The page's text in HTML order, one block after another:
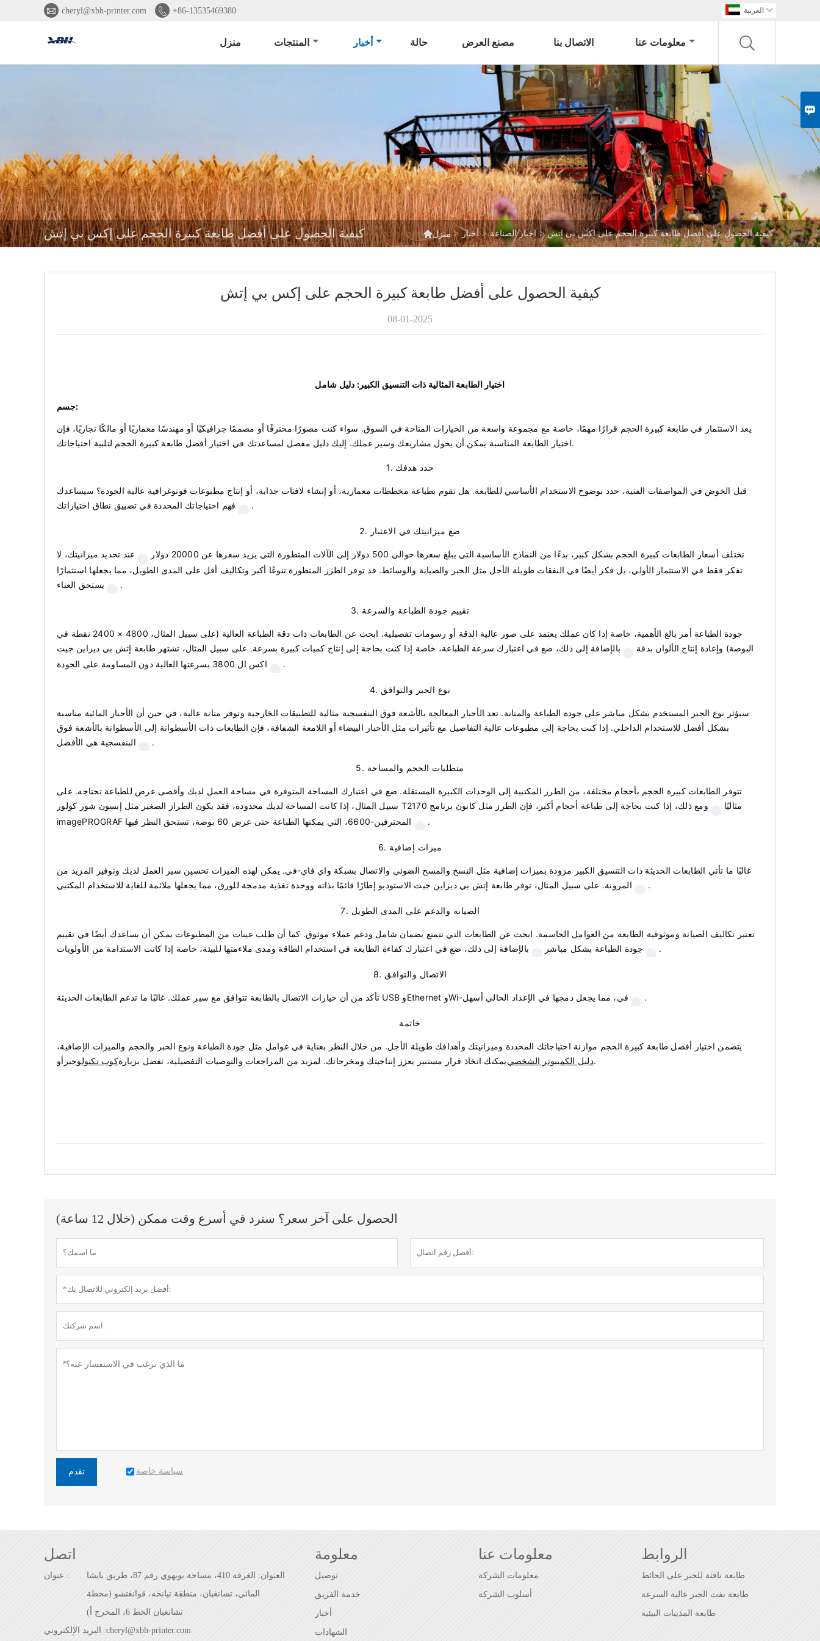

 cheryl@xbh-printer.com  +86-13535469380 العربية 
منزل المنتجات أخبار حالة مصنع العرض الاتصال بنا معلومات عنا
كيفية الحصول على أفضل طابعة كبيرة الحجم على إكس بي إتش منزل > أخبار > اخبار الصناعة > كيفية الحصول على أفضل طابعة كبيرة الحجم على إكس بي إتش
كيفية الحصول على أفضل طابعة كبيرة الحجم على إكس بي إتش
08-01-2025
اختيار الطابعة المثالية ذات التنسيق الكبير: دليل شامل
جسم:
يعد الاستثمار في طابعة كبيرة الحجم قرارًا مهمًا، خاصة مع مجموعة واسعة من الخيارات المتاحة في السوق. سواء كنت مصورًا محترفًا أو مصممًا جرافيكيًا أو مهندسًا معماريًا أو مالكًا تجاريًا، فإن
اختيار الطابعة المناسبة يمكن أن يحول مشاريعك وسير عملك. إليك دليل مفصل لمساعدتك في اختيار أفضل طابعة كبيرة الحجم لتلبية احتياجاتك.
1. حدد هدفك
قبل الخوض في المواصفات الفنية، حدد بوضوح الاستخدام الأساسي للطابعة. هل تقوم بطباعة مخططات معمارية، أو إنشاء لافتات جذابة، أو إنتاج مطبوعات فوتوغرافية عالية الجودة؟ سيساعدك
فهم احتياجاتك المحددة في تضييق نطاق اختياراتك
.
2. ضع ميزانيتك في الاعتبار
تختلف أسعار الطابعات كبيرة الحجم بشكل كبير، بدءًا من النماذج الأساسية التي يبلغ سعرها حوالي 500 دولار إلى الآلات المتطورة التي يزيد سعرها عن 20000 دولار
عند تحديد ميزانيتك، لا
تفكر فقط في الاستثمار الأولي، بل فكر أيضًا في النفقات طويلة الأجل مثل الحبر والصيانة والوسائط. قد توفر الطرز المتطورة تنوعًا أكبر وتكاليف أقل على المدى الطويل، مما يجعلها استثمارًا
يستحق العناء
.
3. تقييم جودة الطباعة والسرعة
جودة الطباعة أمر بالغ الأهمية، خاصة إذا كان عملك يعتمد على صور عالية الدقة أو رسومات تفصيلية. ابحث عن الطابعات ذات دقة الطباعة العالية (على سبيل المثال، 4800 × 2400 نقطة في
البوصة) وإعادة إنتاج الألوان بدقة
بالإضافة إلى ذلك، ضع في اعتبارك سرعة الطباعة، خاصة إذا كنت بحاجة إلى إنتاج كميات كبيرة بسرعة. على سبيل المثال، تشتهر طابعة إتش بي ديزاين جيت
اكس ال 3800 بسرعتها العالية دون المساومة على الجودة
.
4. نوع الحبر والتوافق
سيؤثر نوع الحبر المستخدم بشكل مباشر على جودة الطباعة والمتانة. تعد الأحبار المعالجة بالأشعة فوق البنفسجية مثالية للتطبيقات الخارجية وتوفر متانة عالية، في حين أن الأحبار المائية مناسبة
بشكل أفضل للاستخدام الداخلي. إذا كنت بحاجة إلى مطبوعات عالية التفاصيل مع تأثيرات مثل الأحبار البيضاء أو اللامعة الشفافة، فإن الطابعات ذات الأسطوانة إلى الأسطوانة بالأشعة فوق
البنفسجية هي الأفضل
.
5. متطلبات الحجم والمساحة
تتوفر الطابعات كبيرة الحجم بأحجام مختلفة، من الطرز المكتبية إلى الوحدات الكبيرة المستقلة. ضع في اعتبارك المساحة المتوفرة في مساحة العمل لديك وأقصى عرض للطباعة تحتاجه. على
سبيل المثال، إذا كانت المساحة لديك محدودة، فقد يكون الطراز الصغير مثل إبسون شور كولور T2170 مثاليًا
ومع ذلك، إذا كنت بحاجة إلى طباعة أحجام أكبر، فإن الطرز مثل كانون برنامج
imagePROGRAF المحترفين-6600، التي يمكنها الطباعة حتى عرض 60 بوصة، تستحق النظر فيها
.
6. ميزات إضافية
غالبًا ما تأتي الطابعات الحديثة ذات التنسيق الكبير مزودة بميزات إضافية مثل النسخ والمسح الضوئي والاتصال بشبكة واي فاي-في. يمكن لهذه الميزات تحسين سير العمل لديك وتوفير المزيد من
المرونة. على سبيل المثال، توفر طابعة إتش بي ديزاين جيت الاستوديو إطارًا قائمًا بذاته ووحدة تغذية مدمجة للورق، مما يجعلها ملائمة للغاية للاستخدام المكتبي
.
7. الصيانة والدعم على المدى الطويل
تعتبر تكاليف الصيانة وموثوقية الطابعة من العوامل الحاسمة. ابحث عن الطابعات التي تتمتع بضمان شامل ودعم عملاء موثوق. كما أن طلب عينات من المطبوعات يمكن أن يساعدك أيضًا في تقييم
جودة الطباعة بشكل مباشر
بالإضافة إلى ذلك، ضع في اعتبارك كفاءة الطابعة في استخدام الطاقة ومدى ملاءمتها للبيئة، خاصة إذا كانت الاستدامة من الأولويات .
8. الاتصال والتوافق
تأكد من أن خيارات الاتصال بالطابعة تتوافق مع سير عملك. غالبًا ما تدعم الطابعات الحديثة USB وEthernet وWi-في، مما يجعل دمجها في الإعداد الحالي أسهل .
خاتمة
يتضمن اختيار أفضل طابعة كبيرة الحجم موازنة احتياجاتك المحددة وميزانيتك وأهدافك طويلة الأجل. من خلال النظر بعناية في عوامل مثل جودة الطباعة ونوع الحبر والحجم والميزات الإضافية،
يمكنك اتخاذ قرار مستنير يعزز إنتاجيتك ومخرجاتك. لمزيد من المراجعات والتوصيات التفصيلية، تفضل بزيارةكوب تكنولوجيز أو دليل الكمبيوتر الشخصي.
الحصول على آخر سعر؟ سنرد في أسرع وقت ممكن (خلال 12 ساعة)
تقدم سياسة خاصة
اتصل
عنوان :
العنوان: الغرفة 410، مساحة يويهوي رقم 87، طريق بايشا
المائي، تشانغبان، منطقة تيانخه، قوانغتشو (محطة
تشانغبان الخط 6، المخرج أ)
البريد الإلكتروني :cheryl@xbh-printer.com
معلومة
توصيل
خدمة الفريق
أخبار
الشهادات
معلومات عنا
معلومات الشركة
أسلوب الشركة
الروابط
طابعة نافثة للحبر على الحائط
طابعة نفث الحبر عالية السرعة
طابعة المذيبات البيئية